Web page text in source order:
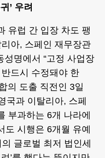
’ 우려
유럽 간 입장 차도 팽
아, 스페인 재무장관
명에서 “고정 사업장
드시 수정돼야 한
의 도출 직전인 3일
국과 이탈리아, 스페
부과하는 6개 나라에
시행은 6개월 유예
글로벌 최저 법인세